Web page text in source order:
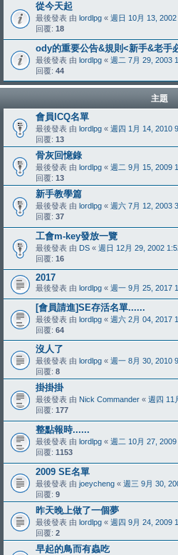
從今天起
最後發表 由 lordlpg « 週日 10月 13,
回覆: 18
ody的重要公告&規則<新手&老手
最後發表 由 lordlpg « 週二 7月 29, 2003
回覆: 44
主題
會員ICQ名單
最後發表 由 lordlpg « 週四 1月 14, 2010
回覆: 13
骨灰回憶錄
最後發表 由 lordlpg « 週二 9月 15, 2009
回覆: 13
新手教學篇
最後發表 由 lordlpg « 週六 7月 12, 2003
回覆: 37
工會m-key發放一覽
最後發表 由 DS « 週日 12月 29, 2002
回覆: 16
2017
最後發表 由 lordlpg « 週一 9月 25, 2017
[會員請進]SE存活名單......
最後發表 由 lordlpg « 週六 2月 04, 2017
回覆: 64
沒人了
最後發表 由 lordlpg « 週一 8月 30, 2010
回覆: 8
掛掛掛
最後發表 由 Nick Commander « 週四 11
回覆: 177
整點報時......
最後發表 由 lordlpg « 週二 10月 27,
回覆: 1153
2009 SE名單
最後發表 由 joeycheng « 週三 9月 30,
回覆: 9
昨天晚上做了一個夢
最後發表 由 lordlpg « 週四 9月 24, 2009
回覆: 2
早起的鳥而有蟲吃